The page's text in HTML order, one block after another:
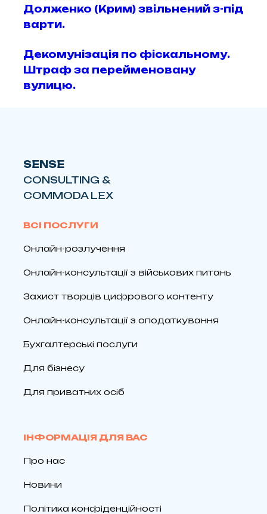
Долженко (Крим) звільнений з-під
варти.
Декомунізація по фіскальному.
Штраф за перейменовану
вулицю.
SENSE
CONSULTING &
COMMODA LEX
ВСІ ПОСЛУГИ
Онлайн-розлучення
Онлайн-консультації з військових питань
Захист творців цифрового контенту
Онлайн-консультації з оподаткування
Бухгалтерські послуги
Для бізнесу
Для приватних осіб
ІНФОРМАЦІЯ ДЛЯ ВАС
Про нас
Новини
Політика конфіденційності